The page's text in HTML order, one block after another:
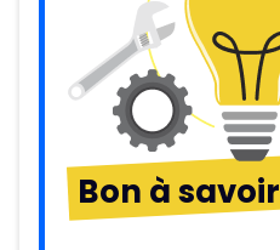
Bon à savoir